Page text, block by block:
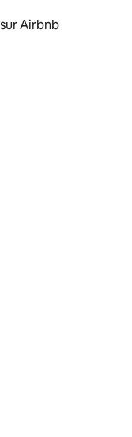
Airbnb